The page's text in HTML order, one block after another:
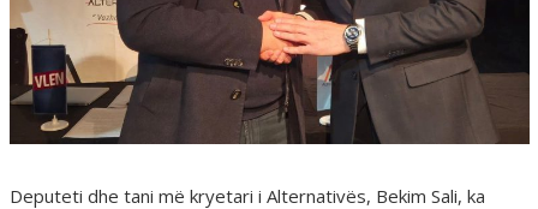
Deputeti dhe tani më kryetari i Alternativës, Bekim Sali, ka